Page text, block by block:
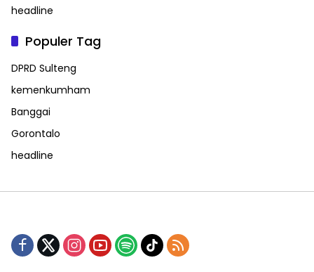
headline
Populer Tag
DPRD Sulteng
kemenkumham
Banggai
Gorontalo
headline